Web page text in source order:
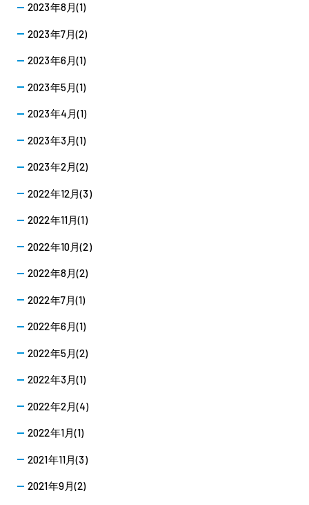
2023年8月(1)
2023年7月(2)
2023年6月(1)
2023年5月(1)
2023年4月(1)
2023年3月(1)
2023年2月(2)
2022年12月(3)
2022年11月(1)
2022年10月(2)
2022年8月(2)
2022年7月(1)
2022年6月(1)
2022年5月(2)
2022年3月(1)
2022年2月(4)
2022年1月(1)
2021年11月(3)
2021年9月(2)